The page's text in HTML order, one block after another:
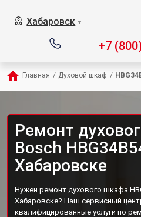
Хабаровск ▼
+7
Главная / Духовой шкаф /
Ремонт
Bosch
Хабаровске
Нужен ремонт духового шкафа
Хабаровске? Наш сервисный
квалифицированные услуги по